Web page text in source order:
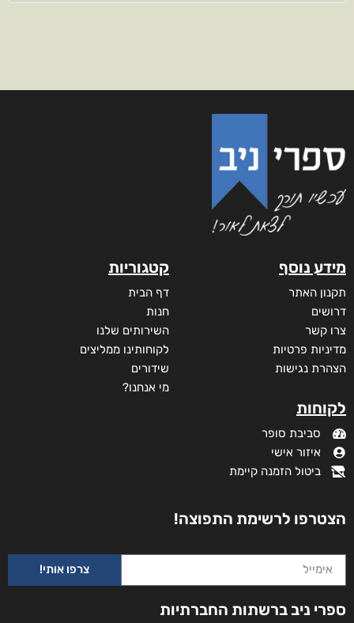
מידע נוסף
תקנון האתר
דרושים
צרו קשר
מדיניות פרטיות
הצהרת נגישות
לקוחות
סביבת סופר
איזור אישי
ביטול הזמנה קיימת
קטגוריות
דף הבית
חנות
השירותים שלנו
לקוחותינו ממליצים
שידורים
מי אנחנו?
הצטרפו לרשימת התפוצה!
צרפו אותי!
ספרי ניב ברשתות החברתיות